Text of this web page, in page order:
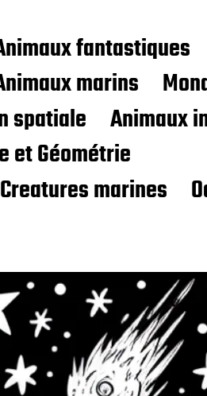
fantastiques
marins
spatiale
Animaux
et Géométrie
Creatures marines